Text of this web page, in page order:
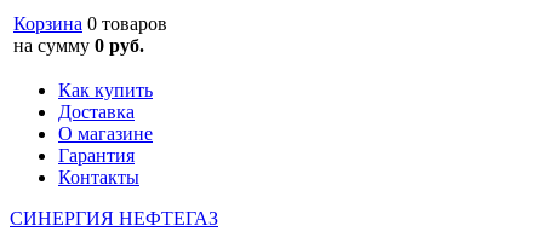
Корзина 0 товаров
на сумму 0 руб.
Как купить
Доставка
О магазине
Гарантия
Контакты
СИНЕРГИЯ НЕФТЕГАЗ